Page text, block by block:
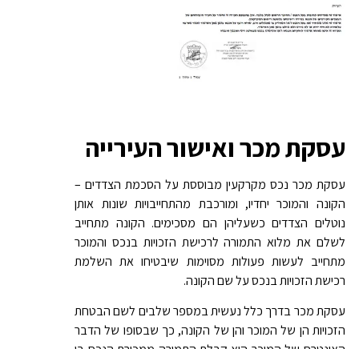
עסקת מכר ואישור העירייה
עסקת מכר נכס מקרקעין מבוססת על הסכמת הצדדים –
הקונה והמוכר יחדיו, ומורכבת מהתחייבויות שונות אותן
נוטלים הצדדים כשעליהן הם מסכימים. הקונה מתחייב
לשלם את מלוא התמורה לרכישת הזכויות בנכס והמוכר
מתחייב לעשות פעולות מסוימות שיבטיחו את השלמת
רכישת הזכויות בנכס על שם הקונה.
עסקת מכר בדרך כלל נעשית במספר שלבים לשם הבטחת
הזכויות הן של המוכר והן של הקונה, כך שבסופו של הדבר